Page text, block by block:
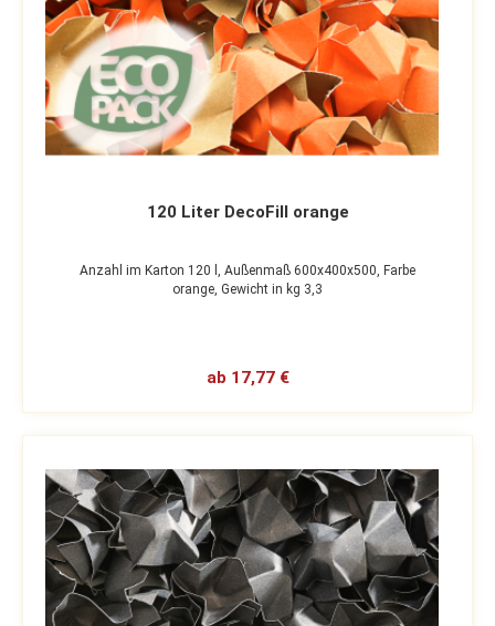
120 Liter DecoFill orange
Anzahl im Karton 120 l, Außenmaß 600x400x500, Farbe
orange, Gewicht in kg 3,3
ab 17,77 €